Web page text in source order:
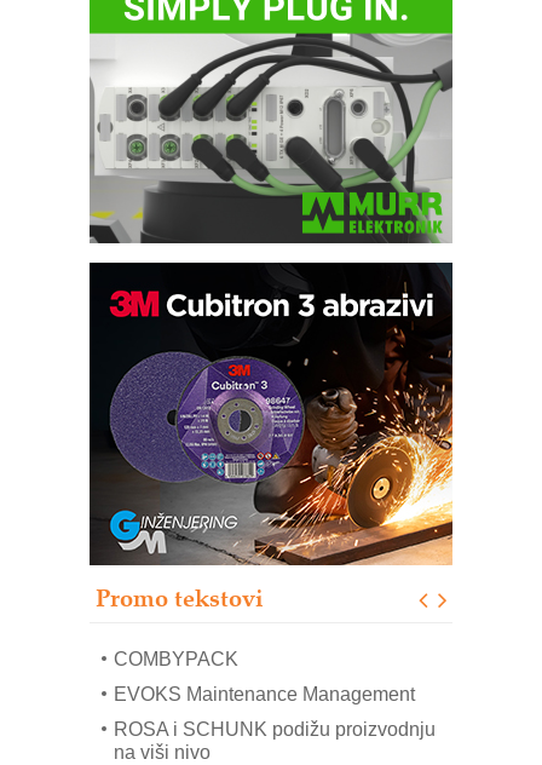
Promo tekstovi
Bezbednost na prvom mestu!
IB BLUMENAUER - više od 40 godina
poverenja u industriji
RMQ-TITAN ADVANCED INDICATOR
– Pametna signalizacija za efikasnije
upravljanje mašinama
Sigurnije ispitivanje transformatora u
solarnim elektranama i vetroparkovima
Pranje točkova na gradilištu- standard
modernog i odgovornog građenja
mrežnog pretvarača sa tečnim
COMBYPACK
EVOKS Maintenance Management
ROSA i SCHUNK podižu proizvodnju
na viši nivo